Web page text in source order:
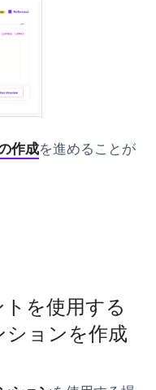
作成を進めることが
を使用する
ョンを作成